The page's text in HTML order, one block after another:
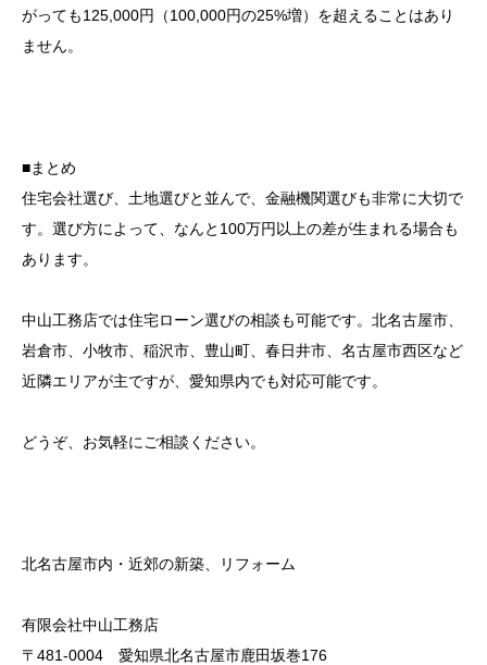
がっても125,000円（100,000円の25%増）を超えることはあり
ません。
■まとめ
住宅会社選び、土地選びと並んで、金融機関選びも非常に大切で
す。選び方によって、なんと100万円以上の差が生まれる場合も
あります。
中山工務店では住宅ローン選びの相談も可能です。北名古屋市、
岩倉市、小牧市、稲沢市、豊山町、春日井市、名古屋市西区など
近隣エリアが主ですが、愛知県内でも対応可能です。
どうぞ、お気軽にご相談ください。
北名古屋市内・近郊の新築、リフォーム
有限会社中山工務店
〒481-0004 愛知県北名古屋市鹿田坂巻176